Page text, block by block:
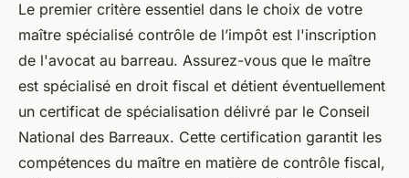
Le premier critère essentiel dans le choix de votre
maître spécialisé contrôle de l’impôt est l'inscription
de l'avocat au barreau. Assurez-vous que le maître
est spécialisé en droit fiscal et détient éventuellement
un certificat de spécialisation délivré par le Conseil
National des Barreaux. Cette certification garantit les
compétences du maître en matière de contrôle fiscal,